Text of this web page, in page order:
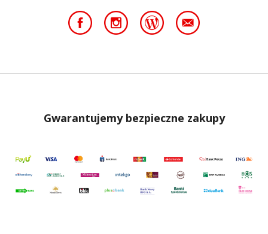
Gwarantujemy bezpieczne zakupy